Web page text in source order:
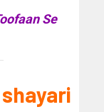
Se